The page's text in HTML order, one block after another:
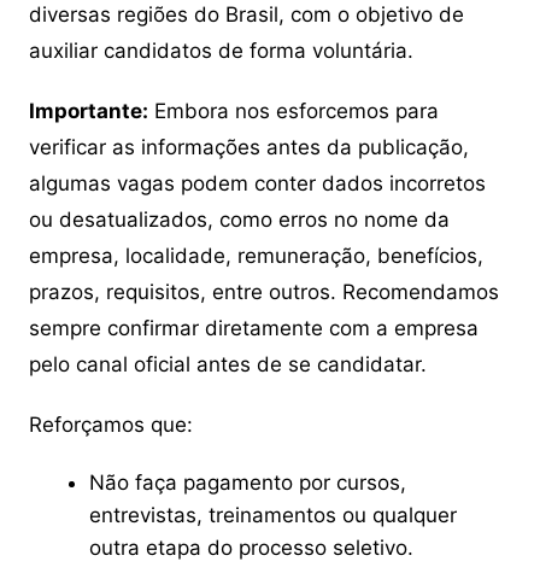
diversas regiões do Brasil, com o objetivo de
auxiliar candidatos de forma voluntária.
Importante: Embora nos esforcemos para
verificar as informações antes da publicação,
algumas vagas podem conter dados incorretos
ou desatualizados, como erros no nome da
empresa, localidade, remuneração, benefícios,
prazos, requisitos, entre outros. Recomendamos
sempre confirmar diretamente com a empresa
pelo canal oficial antes de se candidatar.
Reforçamos que:
Não faça pagamento por cursos,
entrevistas, treinamentos ou qualquer
outra etapa do processo seletivo.